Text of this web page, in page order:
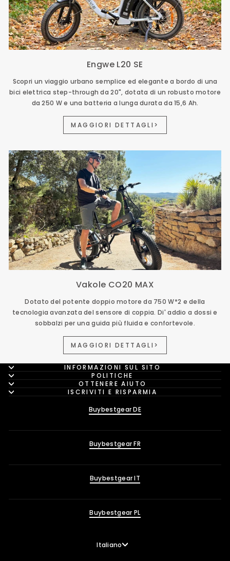
Engwe L20 SE
Scopri un viaggio urbano semplice ed elegante a bordo di una
bici elettrica step-through da 20", dotata di un robusto motore
da 250 W e una batteria a lunga durata da 15,6 Ah.
MAGGIORI DETTAGLI>
Vakole CO20 MAX
Dotato del potente doppio motore da 750 W*2 e della
tecnologia avanzata del sensore di coppia. Di' addio a dossi e
sobbalzi per una guida più fluida e confortevole.
MAGGIORI DETTAGLI>
INFORMAZIONI SUL SITO
POLITICHE
OTTENERE AIUTO
ISCRIVITI E RISPARMIA
Buybestgear DE
Buybestgear FR
Buybestgear IT
Buybestgear PL
Lingua
Italiano